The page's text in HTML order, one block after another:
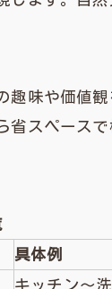
趣味や価値
省スペース
具体例
キッチン～